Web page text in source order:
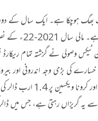
ہی جاتا ہے۔ اس
کی بڑی وجہ اندرونی اور
منڈی میں بڑھتی ہوئی تیل کی
گریزاں رہتی ہے، جس میں